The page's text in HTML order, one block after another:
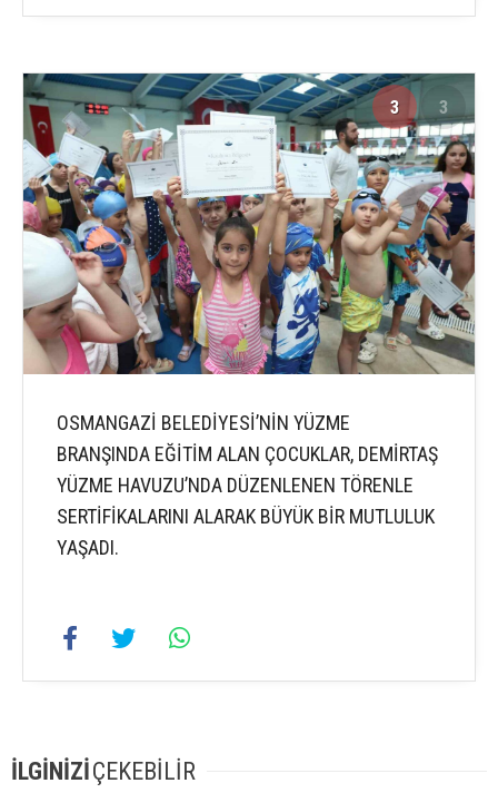
3 3
OSMANGAZİ BELEDİYESİ’NİN YÜZME
BRANŞINDA EĞİTİM ALAN ÇOCUKLAR, DEMİRTAŞ
YÜZME HAVUZU’NDA DÜZENLENEN TÖRENLE
SERTİFİKALARINI ALARAK BÜYÜK BİR MUTLULUK
YAŞADI.
İLGİNİZİÇEKEBİLİR